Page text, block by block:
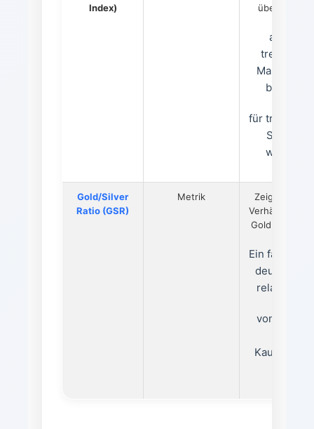
Index)
über 25
auf
Markt hin,
für
wichtig
Gold/Silver
Ratio (GSR)
Metrik
Zeigt das
Verhältnis
Gold und
Ein fallender
deutet auf
relative
von Silber
Kaufsignal